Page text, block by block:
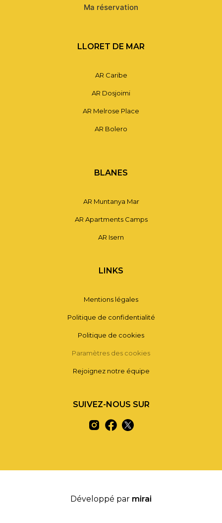
Ma réservation
LLORET DE MAR
AR Caribe
AR Dosjoimi
AR Melrose Place
AR Bolero
BLANES
AR Muntanya Mar
AR Apartments Camps
AR Isern
LINKS
Mentions légales
Politique de confidentialité
Politique de cookies
Paramètres des cookies
Rejoignez notre équipe
SUIVEZ-NOUS SUR
Développé par mirai